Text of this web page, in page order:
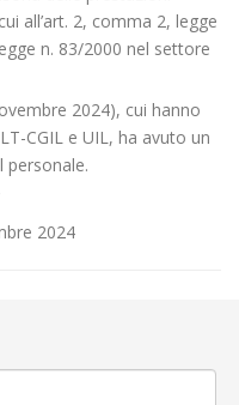
all’art. 2, comma 2, legge
n. 83/2000 nel settore
2024), cui hanno
CGIL e UIL, ha avuto un
personale.
2024